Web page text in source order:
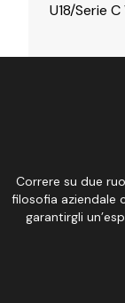
U18/Serie
Correre su due
filosofia aziendale
garantirgli